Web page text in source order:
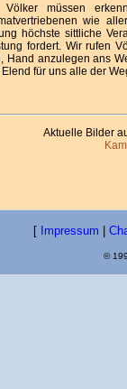
Völker müssen
wie
höchste sittliche
fordert. Wir rufen
Hand anzulegen ans
für uns alle der
Aktuelle Bilder
[ Impressum
©